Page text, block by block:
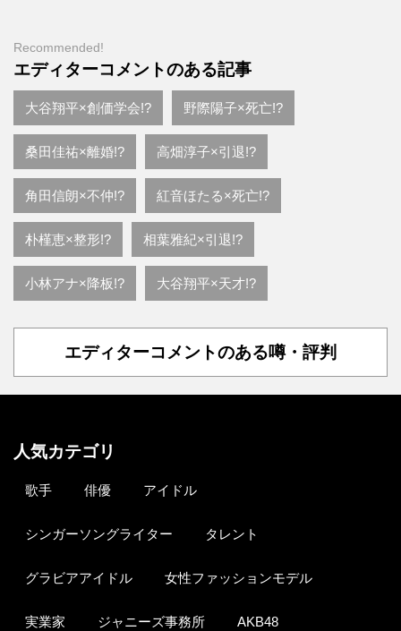
Recommended!
エディターコメントのある記事
大谷翔平×創価学会!? 野際陽子×死亡!?
桑田佳祐×離婚!? 高畑淳子×引退!?
角田信朗×不仲!? 紅音ほたる×死亡!?
朴槿恵×整形!? 相葉雅紀×引退!?
小林アナ×降板!? 大谷翔平×天才!?
エディターコメントのある噂・評判
人気カテゴリ
歌手 俳優 アイドル
シンガーソングライター タレント
グラビアアイドル 女性ファッションモデル
実業家 ジャニーズ事務所 AKB48